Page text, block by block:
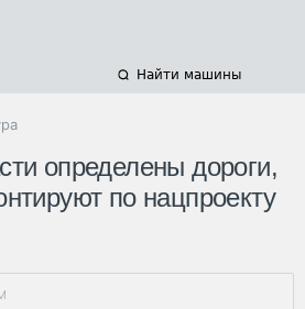
Найти машины
определены дороги,
по нацпроекту